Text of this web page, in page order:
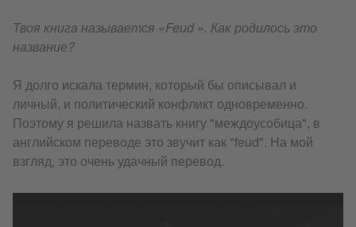
Твоя книга называется «Feud ». Как родилось это
название?
Я долго искала термин, который бы описывал и
личный, и политический конфликт одновременно.
Поэтому я решила назвать книгу "междоусобица", в
английском переводе это звучит как "feud". На мой
взгляд, это очень удачный перевод.